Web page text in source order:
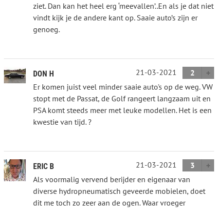
ziet. Dan kan het heel erg ‘meevallen’..En als je dat niet
vindt kijk je de andere kant op. Saaie auto’s zijn er
genoeg.
DON H 21-03-2021
2
Er komen juist veel minder saaie auto's op de weg. VW
stopt met de Passat, de Golf rangeert langzaam uit en
PSA komt steeds meer met leuke modellen. Het is een
kwestie van tijd. ?
ERIC B 21-03-2021
3
Als voormalig vervend berijder en eigenaar van
diverse hydropneumatisch geveerde mobielen, doet
dit me toch zo zeer aan de ogen. Waar vroeger